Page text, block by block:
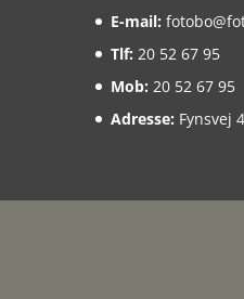
E-mail:
Tlf: 20 52 67 95
Mob: 20 52 67 95
Adresse: Fynsvej